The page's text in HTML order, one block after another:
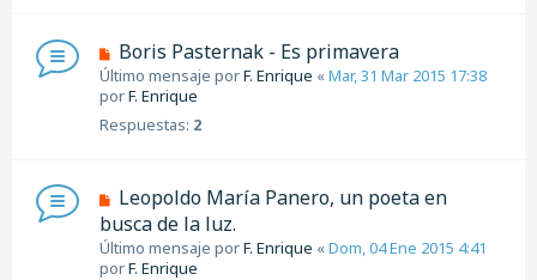
Boris Pasternak - Es primavera
Último mensaje porF. Enrique «Mar, 31 Mar 2015 17:38
porF. Enrique
Respuestas: 2
Leopoldo María Panero, un poeta en
busca de la luz.
Último mensaje porF. Enrique «Dom, 04 Ene 2015 4:41
porF. Enrique